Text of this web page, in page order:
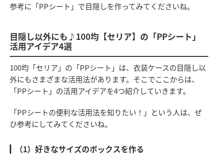
参考に「PPシート」で目隠しを作ってみてくださいね。
目隠し以外にも♪100均【セリア】の「PPシート」
活用アイデア4選
100均「セリア」の「PPシート」は、衣装ケースの目隠し以
外にもさまざまな活用法があります。そこでここからは、
「PPシート」の活用アイデアを4つ紹介していきます。
「PPシートの便利な活用法を知りたい！」という人は、ぜ
ひ参考にしてみてくださいね。
（1）好きなサイズのボックスを作る